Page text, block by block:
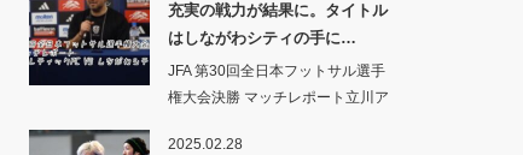
充実の戦力が結果に。タイトル
はしながわシティの手に…
JFA 第30回全日本フットサル選手
権大会決勝 マッチレポート立川ア
2025.02.28